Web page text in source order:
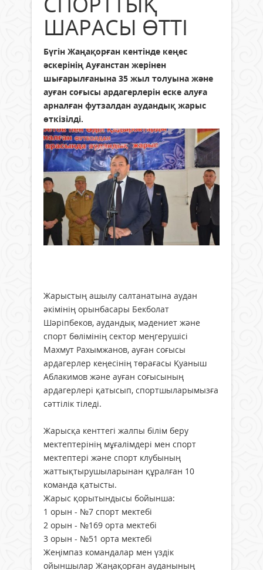
ШАРАСЫ ӨТТІ
Бүгін Жаңақорған кентінде кеңес
әскерінің Ауғанстан жерінен
шығарылғанына 35 жыл толуына және
ауған соғысы ардагерлерін еске алуға
арналған футзалдан аудандық жарыс
өткізілді.
Жарыстың ашылу салтанатына аудан
әкімінің орынбасары Бекболат
Шәріпбеков, аудандық мәдениет және
спорт бөлімінің сектор меңгерушісі
Махмут Рахымжанов, ауған соғысы
ардагерлер кеңесінің төрағасы Қуаныш
Аблакимов және ауған соғысының
ардагерлері қатысып, спортшыларымызға
сәттілік тіледі.
Жарысқа кенттегі жалпы білім беру
мектептерінің мұғалімдері мен спорт
мектептері және спорт клубының
жаттықтырушыларынан құралған 10
команда қатысты.
Жарыс қорытындысы бойынша:
1 орын - №7 спорт мектебі
2 орын - №169 орта мектебі
3 орын - №51 орта мектебі
Жеңімпаз командалар мен үздік
ойыншылар Жаңақорған ауданының